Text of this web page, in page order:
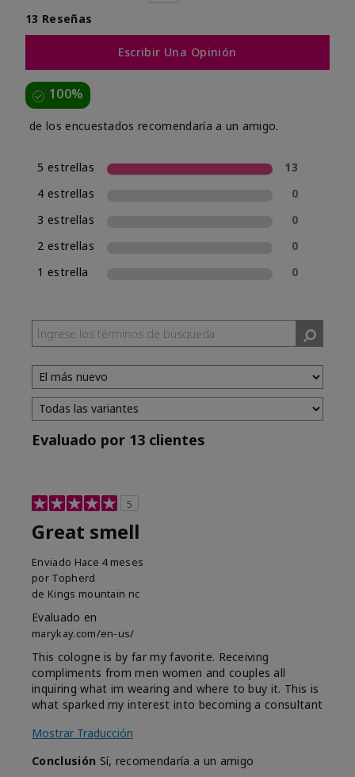
13 Reseñas
Escribir Una Opinión
100%
de los encuestados recomendaría a un amigo.
5 estrellas
13
4 estrellas
0
3 estrellas
0
2 estrellas
0
1 estrella
0
Evaluado por 13 clientes
5
Great smell
Enviado Hace 4 meses
por Topherd
de Kings mountain nc
Evaluado en
marykay.com/en-us/
This cologne is by far my favorite. Receiving
compliments from men women and couples all
inquiring what im wearing and where to buy it. This is
what sparked my interest into becoming a consultant
Mostrar Traducción
Conclusión Sí, recomendaría a un amigo